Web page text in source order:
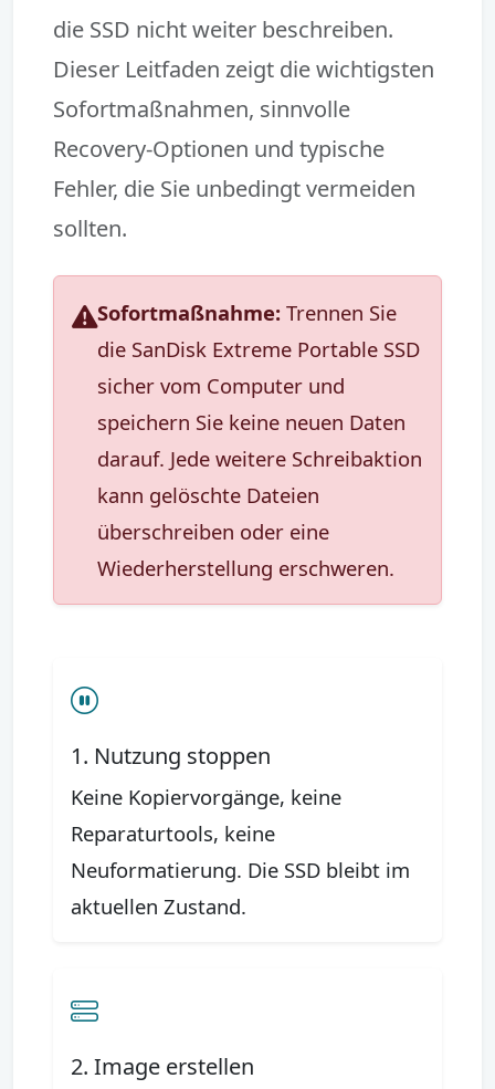
die SSD nicht weiter beschreiben.
Dieser Leitfaden zeigt die wichtigsten
Sofortmaßnahmen, sinnvolle
Recovery-Optionen und typische
Fehler, die Sie unbedingt vermeiden
sollten.
Sofortmaßnahme: Trennen Sie
die SanDisk Extreme Portable SSD
sicher vom Computer und
speichern Sie keine neuen Daten
darauf. Jede weitere Schreibaktion
kann gelöschte Dateien
überschreiben oder eine
Wiederherstellung erschweren.
1. Nutzung stoppen
Keine Kopiervorgänge, keine
Reparaturtools, keine
Neuformatierung. Die SSD bleibt im
aktuellen Zustand.
2. Image erstellen